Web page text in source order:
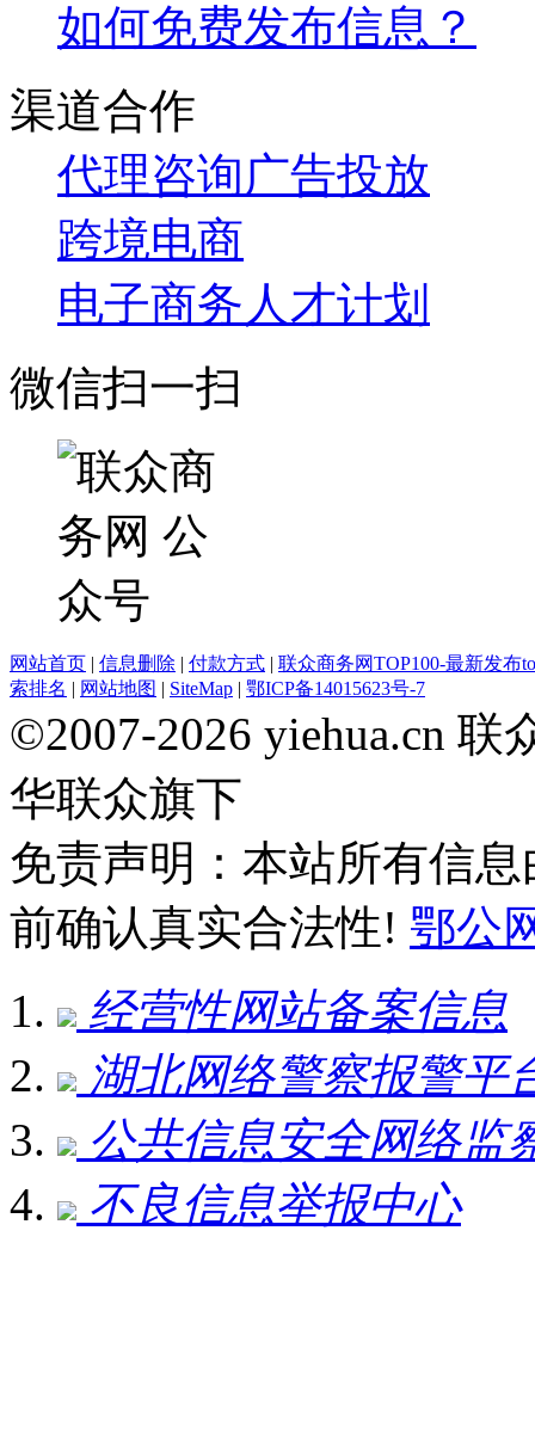
如何免费发布信息？
渠道合作
代理咨询广告投放
跨境电商
电子商务人才计划
微信扫一扫
网站首页 | 信息删除 | 付款方式 | 联众商务网TOP100-最新发布
索排名 | 网站地图 | SiteMap | 鄂ICP备14015623号-7
©2007-2026 yiehua.cn
华联众旗下
免责声明：本站所有信
前确认真实合法性! 鄂公
经营性网站备案信息
湖北网络警察报警平
公共信息安全网络监
不良信息举报中心